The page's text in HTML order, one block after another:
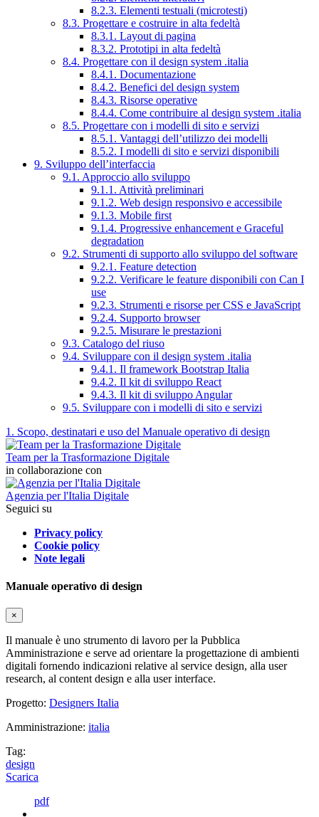
8.2.3. Elementi testuali (microtesti)
8.3. Progettare e costruire in alta fedeltà
8.3.1. Layout di pagina
8.3.2. Prototipi in alta fedeltà
8.4. Progettare con il design system .italia
8.4.1. Documentazione
8.4.2. Benefici del design system
8.4.3. Risorse operative
8.4.4. Come contribuire al design system .italia
8.5. Progettare con i modelli di sito e servizi
8.5.1. Vantaggi dell’utilizzo dei modelli
8.5.2. I modelli di sito e servizi disponibili
9. Sviluppo dell’interfaccia
9.1. Approccio allo sviluppo
9.1.1. Attività preliminari
9.1.2. Web design responsivo e accessibile
9.1.3. Mobile first
9.1.4. Progressive enhancement e Graceful
degradation
9.2. Strumenti di supporto allo sviluppo del software
9.2.1. Feature detection
9.2.2. Verificare le feature disponibili con Can I
use
9.2.3. Strumenti e risorse per CSS e JavaScript
9.2.4. Supporto browser
9.2.5. Misurare le prestazioni
9.3. Catalogo del riuso
9.4. Sviluppare con il design system .italia
9.4.1. Il framework Bootstrap Italia
9.4.2. Il kit di sviluppo React
9.4.3. Il kit di sviluppo Angular
9.5. Sviluppare con i modelli di sito e servizi
1. Scopo, destinatari e uso del Manuale operativo di design
Team per la Trasformazione Digitale
in collaborazione con
Agenzia per l'Italia Digitale
Seguici su
Privacy policy
Cookie policy
Note legali
Manuale operativo di design
×
Il manuale è uno strumento di lavoro per la Pubblica
Amministrazione e serve ad orientare la progettazione di ambienti
digitali fornendo indicazioni relative al service design, alla user
research, al content design e alla user interface.
Progetto: Designers Italia
Amministrazione: italia
Tag:
design
Scarica
pdf